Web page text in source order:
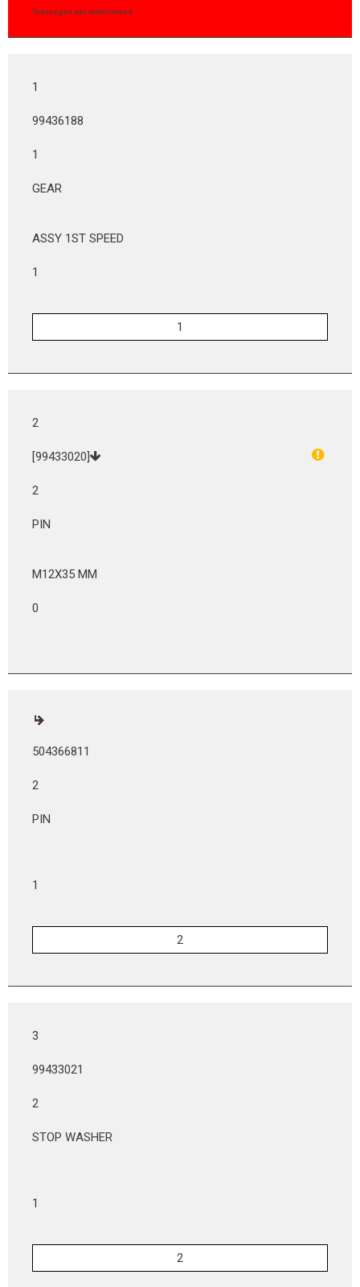
Toevoegen aan winkelmand
1
99436188
1
GEAR
ASSY 1ST SPEED
1
2
[99433020]
2
PIN
M12X35 MM
0
504366811
2
PIN
1
3
99433021
2
STOP WASHER
1